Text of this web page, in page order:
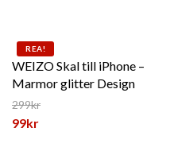
REA!
WEIZO Skal till iPhone –
Marmor glitter Design
299kr
Det ursprungliga priset var:
99kr
Det nuvarande priset är:
Den här produkten har